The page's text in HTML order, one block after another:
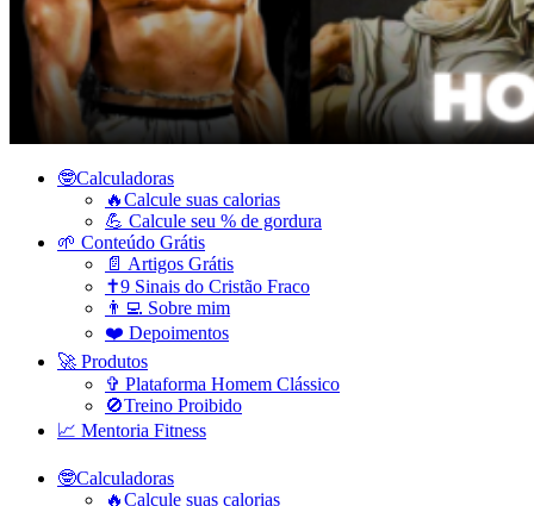
🤓Calculadoras
🔥Calcule suas calorias
💪 Calcule seu % de gordura
🌱 Conteúdo Grátis
📄 Artigos Grátis
✝️9 Sinais do Cristão Fraco
👨‍💻 Sobre mim
❤️ Depoimentos
🚀 Produtos
✞ Plataforma Homem Clássico
🚫Treino Proibido
📈 Mentoria Fitness
🤓Calculadoras
🔥Calcule suas calorias